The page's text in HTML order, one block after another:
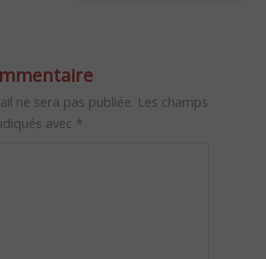
ne sera pas publiée. Les champs
avec *